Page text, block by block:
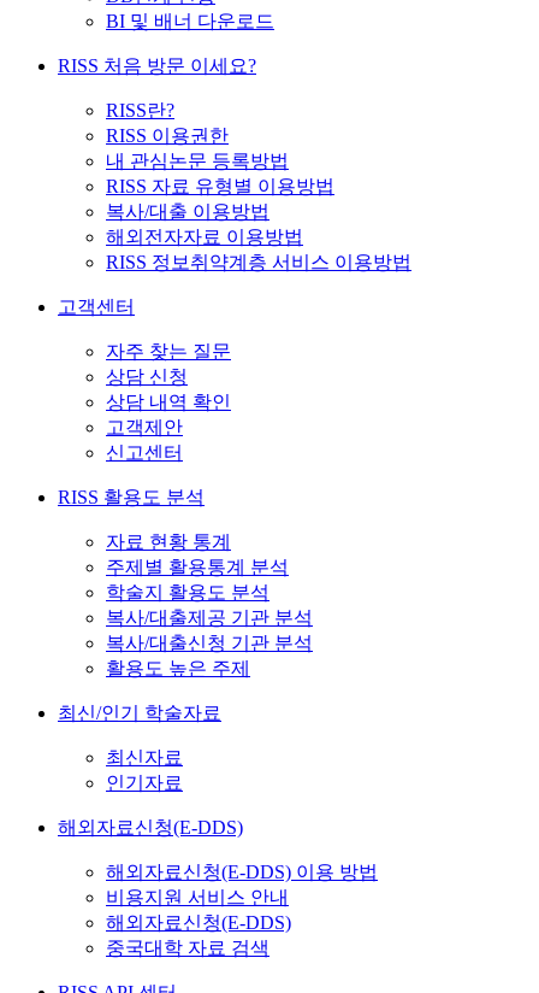
BI 및 배너 다운로드
RISS 처음 방문 이세요?
RISS란?
RISS 이용권한
내 관심논문 등록방법
RISS 자료 유형별 이용방법
복사/대출 이용방법
해외전자자료 이용방법
RISS 정보취약계층 서비스 이용방법
고객센터
자주 찾는 질문
상담 신청
상담 내역 확인
고객제안
신고센터
RISS 활용도 분석
자료 현황 통계
주제별 활용통계 분석
학술지 활용도 분석
복사/대출제공 기관 분석
복사/대출신청 기관 분석
활용도 높은 주제
최신/인기 학술자료
최신자료
인기자료
해외자료신청(E-DDS)
해외자료신청(E-DDS) 이용 방법
비용지원 서비스 안내
해외자료신청(E-DDS)
중국대학 자료 검색